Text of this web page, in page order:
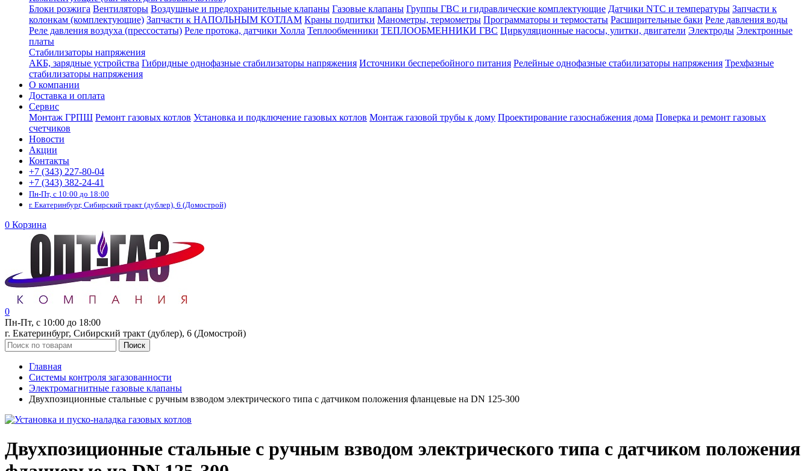
Блоки розжига Вентиляторы Воздушные и предохранительные клапаны Газовые клапаны Группы ГВС и гидравлические комплектующие Датчики NTC и температуры Запчасти к
колонкам (комплектующие) Запчасти к НАПОЛЬНЫМ КОТЛАМ Краны подпитки Манометры, термометры Программаторы и термостаты Расширительные баки Реле давления воды
Реле давления воздуха (прессостаты) Реле протока, датчики Холла Теплообменники ТЕПЛООБМЕННИКИ ГВС Циркуляционные насосы, улитки, двигатели Электроды Электронные
платы
Стабилизаторы напряжения
АКБ, зарядные устройства Гибридные однофазные стабилизаторы напряжения Источники бесперебойного питания Релейные однофазные стабилизаторы напряжения Трехфазные
стабилизаторы напряжения
О компании
Доставка и оплата
Сервис
Монтаж ГРПШ Ремонт газовых котлов Установка и подключение газовых котлов Монтаж газовой трубы к дому Проектирование газоснабжения дома Поверка и ремонт газовых
счетчиков
Новости
Акции
Контакты
+7 (343) 227-80-04
+7 (343) 382-24-41
Пн-Пт, с 10:00 до 18:00
г. Екатеринбург, Сибирский тракт (дублер), 6 (Домострой)
0 Корзина
0
Пн-Пт, с 10:00 до 18:00
г. Екатеринбург, Сибирский тракт (дублер), 6 (Домострой)
Поиск
Главная
Системы контроля загазованности
Электромагнитные газовые клапаны
Двухпозиционные стальные с ручным взводом электрического типа с датчиком положения фланцевые на DN 125-300
Двухпозиционные стальные с ручным взводом электрического типа с датчиком положения